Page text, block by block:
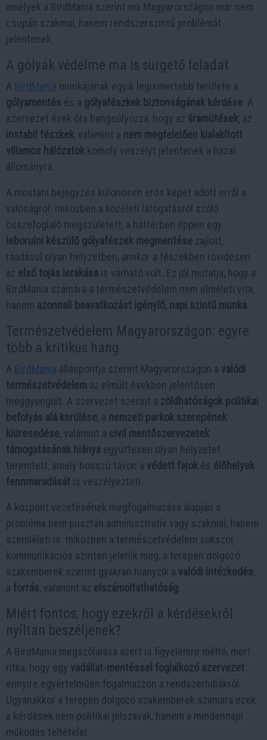
amelyek a BirdMania szerint ma Magyarországon már nem
csupán szakmai, hanem rendszerszintű problémát
jelentenek.
A gólyák védelme ma is sürgető feladat
A BirdMania munkájának egyik legismertebb területe a
gólyamentés és a gólyafészkek biztonságának kérdése . A
szervezet évek óta hangsúlyozza, hogy az áramütések, az
instabil fészkek, valamint a nem megfelelően kialakított
villamos hálózatok komoly veszélyt jelentenek a hazai
állományra.
A mostani bejegyzés különösen erős képet adott erről a
valóságról: miközben a közéleti látogatásról szóló
összefoglaló megszületett, a háttérben éppen egy
leborulni készülő gólyafészek megmentése zajlott,
ráadásul olyan helyzetben, amikor a fészekben rövidesen
az első tojás lerakása is várható volt. Ez jól mutatja, hogy a
BirdMania számára a természetvédelem nem elméleti vita,
hanem azonnali beavatkozást igénylő, napi szintű munka
Természetvédelem Magyarországon: egyre
több a kritikus hang
A BirdMania álláspontja szerint Magyarországon a valódi
természetvédelem az elmúlt években jelentősen
meggyengült. A szervezet szerint a zöldhatóságok politikai
befolyás alá kerülése, a nemzeti parkok szerepének
kiüresedése, valamint a civil mentőszervezetek
támogatásának hiánya együttesen olyan helyzetet
teremtett, amely hosszú távon a védett fajok és élőhelyek
fennmaradását is veszélyezteti.
A központ vezetésének megfogalmazása alapján a
probléma nem pusztán adminisztratív vagy szakmai, hanem
szemléleti is: miközben a természetvédelem sokszor
kommunikációs szinten jelenik meg, a terepen dolgozó
szakemberek szerint gyakran hiányzik a valódi intézkedés,
a forrás, valamint az elszámoltathatóság
Miért fontos, hogy ezekről a kérdésekről
nyíltan beszéljenek?
A BirdMania megszólalása azért is figyelemre méltó, mert
ritka, hogy egy vadállat-mentéssel foglalkozó szervezet
ennyire egyértelműen fogalmazzon a rendszerhibákról.
Ugyanakkor a terepen dolgozó szakemberek számára ezek
a kérdések nem politikai jelszavak, hanem a mindennapi
működés feltételei.